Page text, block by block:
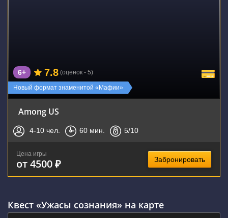
Новый формат знаменитой «Мафии»
6+ 7.8 (оценок - 5)
Among US
4-10 чел. 60 мин. 5/10
Цена игры
от 4500 ₽ Забронировать
Квест «Ужасы сознания» на карте